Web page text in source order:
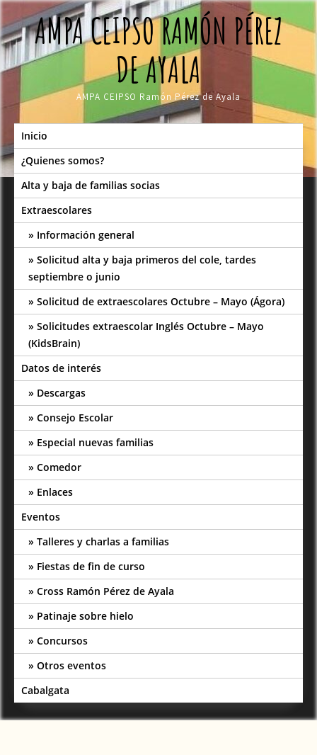
Skip
to
contentAMPA CEIPSO RAMÓN PÉREZ
DE AYALA
AMPA CEIPSO Ramón Pérez de Ayala
Inicio
¿Quienes somos?
Alta y baja de familias socias
Extraescolares
Información general
Solicitud alta y baja primeros del cole, tardes
septiembre o junio
Solicitud de extraescolares Octubre – Mayo (Ágora)
Solicitudes extraescolar Inglés Octubre – Mayo
(KidsBrain)
Datos de interés
Descargas
Consejo Escolar
Especial nuevas familias
Comedor
Enlaces
Eventos
Talleres y charlas a familias
Fiestas de fin de curso
Cross Ramón Pérez de Ayala
Patinaje sobre hielo
Concursos
Otros eventos
Cabalgata